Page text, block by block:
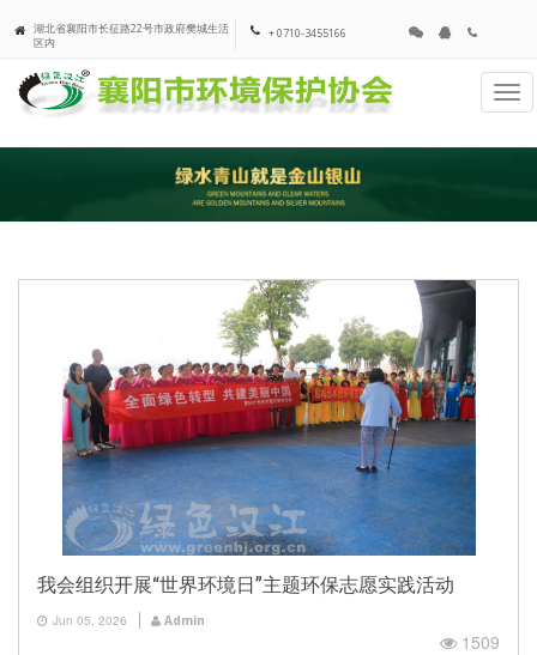
湖北省襄阳市长征路22号市政府樊城生活
区内
+ 0710-3455166
我会组织开展“世界环境日”主题环保志愿实践活动
Jun 05, 2026 Admin
1509